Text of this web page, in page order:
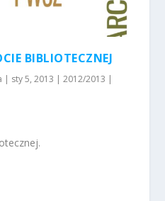
BIBLIOTECZNEJ
| sty 5, 2013 |2012/2013 |